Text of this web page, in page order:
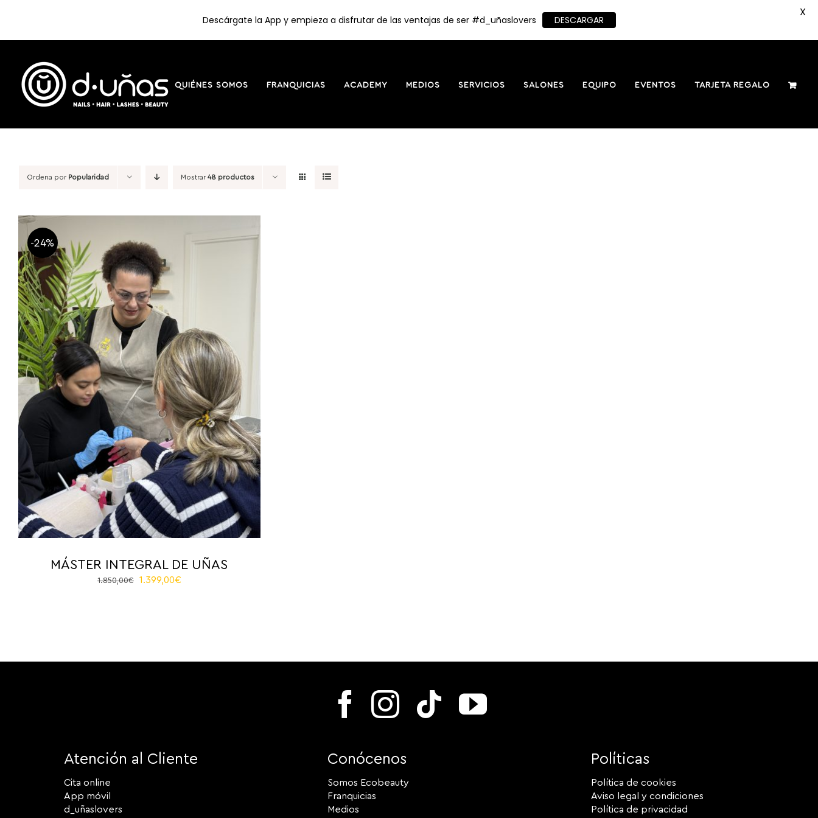
contenido
QUIÉNES SOMOS FRANQUICIAS ACADEMY MEDIOS SERVICIOS SALONES EQUIPO EVENTOS TARJETA REGALO
Ordena por Popularidad Mostrar48 productos
-24%
MÁSTER INTEGRAL DE UÑAS
1.850,00€
El
1.399,00€El
Atención al Cliente
Cita online
App móvil
d_uñaslovers
Conócenos
Somos Ecobeauty
Franquicias
Medios
Políticas
Política de cookies
Aviso legal y condiciones
Política de privacidad
Descárgate la App y empieza a disfrutar de las ventajas de ser #d_uñaslovers DESCARGAR
X